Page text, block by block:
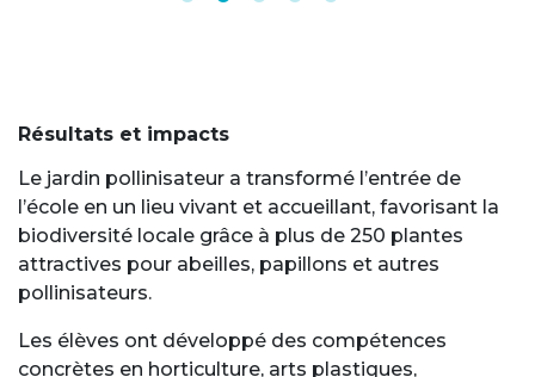
Résultats et impacts
Le jardin pollinisateur a transformé l’entrée de
l’école en un lieu vivant et accueillant, favorisant la
biodiversité locale grâce à plus de 250 plantes
attractives pour abeilles, papillons et autres
pollinisateurs.
Les élèves ont développé des compétences
concrètes en horticulture, arts plastiques,